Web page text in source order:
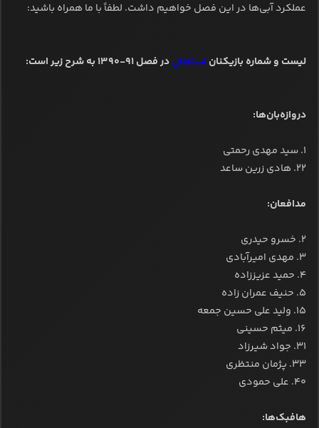
عملکرد آبی‌ها در این فصل خواهیم داشت. لطفاً با ما همراه باشید:
لیست و شماره بازیکنان استقلالدر فصل ۹۱-۱۳۹۰ به شرح زیر است:
دروازه‌بان‌ها:
۱. سید مهدی رحمتی
۲۲. هادی زرین ساعد
مدافعان:
۲. خسرو حیدری
۳. مهدی امیرآبادی
۴. حمید عزیززاده
۵. حنیف عمران زاده
۱۵. ولید علی حسین جمعه
۱۶. میثم حسینی
۳۱. جواد شیرزاد
۳۳. پژمان منتظری
۴۰. علی حمودی
هافبک‌ها: